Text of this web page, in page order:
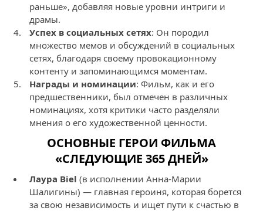
раньше», добавляя новые уровни интриги и
драмы.
Успех в социальных сетях: Он породил
множество мемов и обсуждений в социальных
сетях, благодаря своему провокационному
контенту и запоминающимся моментам.
Награды и номинации: Фильм, как и его
предшественники, был отмечен в различных
номинациях, хотя критики часто разделяли
мнения о его художественной ценности.
ОСНОВНЫЕ ГЕРОИ ФИЛЬМА
«СЛЕДУЮЩИЕ 365 ДНЕЙ»
Лаура Biel (в исполнении Анна-Марии
Шалигины) — главная героиня, которая борется
за свою независимость и ищет пути к счастью в